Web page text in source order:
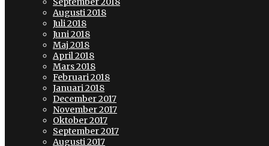
Augusti 2018
Juli 2018
Juni 2018
Maj 2018
April 2018
Mars 2018
Februari 2018
Januari 2018
December 2017
November 2017
Oktober 2017
September 2017
Augusti 2017